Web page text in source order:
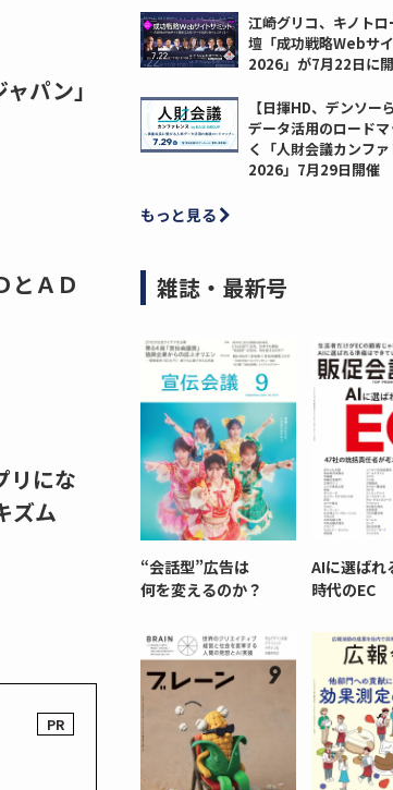
パン」
とＡＤ
リにな
ズム
江崎グリコ、キノト
壇「成功戦略Webサ
2026」が7月22日に
【日揮HD、デンソー
データ活用のロード
く「人財会議カンフ
2026」7月29日開催
もっと見る
雑誌・最新号
“会話型”広告は
何を変えるのか？
AIに選ばれ
時代のEC